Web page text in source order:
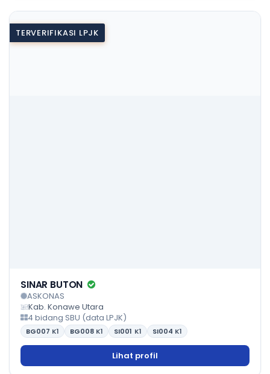
TERVERIFIKASI LPJK
SINAR BUTON
ASKONAS
Kab. Konawe Utara
4 bidang SBU (data LPJK)
BG007 K1 BG008 K1 SI001 K1 SI004 K1
Lihat profil